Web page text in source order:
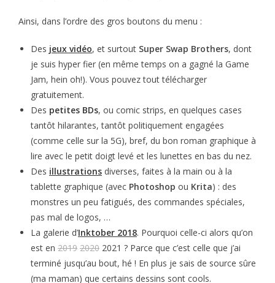
Ainsi, dans l’ordre des gros boutons du menu :
Des jeux vidéo, et surtout Super Swap Brothers, dont
je suis hyper fier (en même temps on a gagné la Game
Jam, hein oh!). Vous pouvez tout télécharger
gratuitement.
Des petites BDs, ou comic strips, en quelques cases
tantôt hilarantes, tantôt politiquement engagées
(comme celle sur la 5G), bref, du bon roman graphique à
lire avec le petit doigt levé et les lunettes en bas du nez.
Des illustrations diverses, faites à la main ou à la
tablette graphique (avec Photoshop ou Krita) : des
monstres un peu fatigués, des commandes spéciales,
pas mal de logos, …
La galerie d’Inktober 2018. Pourquoi celle-ci alors qu’on
est en 2019 2020 2021 ? Parce que c’est celle que j’ai
terminé jusqu’au bout, hé ! En plus je sais de source sûre
(ma maman) que certains dessins sont cools.